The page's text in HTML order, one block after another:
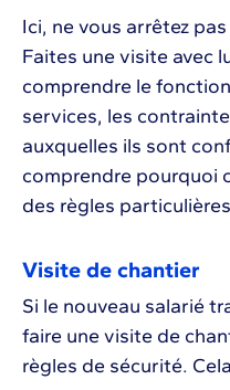
Ici, ne vous arrêtez
Faites une visite avec
comprendre le
services, les
auxquelles ils sont
comprendre pourquoi
des règles
Visite de chantier
Si le nouveau salarié
faire une visite de
règles de sécurité.